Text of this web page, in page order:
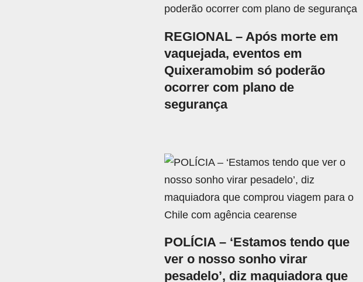
REGIONAL – Após morte em
vaquejada, eventos em
Quixeramobim só poderão
ocorrer com plano de
segurança
POLÍCIA – ‘Estamos tendo que
ver o nosso sonho virar
pesadelo’, diz maquiadora que